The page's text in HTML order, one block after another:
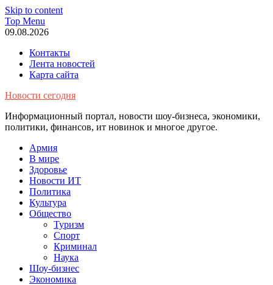
Skip to content
Top Menu
09.08.2026
Контакты
Лента новостей
Карта сайта
Новости сегодня
Информационный портал, новости шоу-бизнеса, экономики,
политики, финансов, ит новинок и многое другое.
Армия
В мире
Здоровье
Новости ИТ
Политика
Культура
Общество
Туризм
Спорт
Криминал
Наука
Шоу-бизнес
Экономика